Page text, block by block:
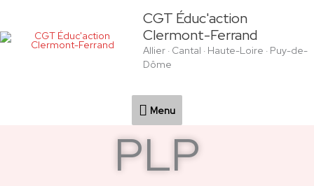
contenu
CGT Éduc'action
Clermont-Ferrand
Allier · Cantal · Haute-Loire · Puy-de-
Dôme
Menu
Menu
PLP